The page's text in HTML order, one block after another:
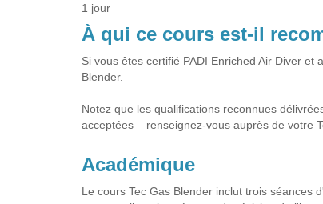
1 jour
À qui ce cours est-il
Si vous êtes certifié PADI Enriched Air Diver
Blender.
Notez que les qualifications reconnues
acceptées – renseignez-vous auprès de votre
Académique
Le cours Tec Gas Blender inclut trois séances